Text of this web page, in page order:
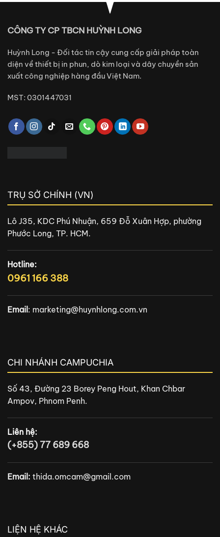
CÔNG TY CP TBCN HUỲNH LONG
Huỳnh Long - Đối tác tin cậy cung cấp giải pháp toàn
diện về thiết bị in phun, dò kim loại và dây chuyền sản
xuất công nghiệp hàng đầu Việt Nam.
MST: 0301447031
TRỤ SỞ CHÍNH (VN)
Lô J35, KDC Phú Nhuận, 659 Đỗ Xuân Hợp, phường
Phước Long, TP. HCM.
Hotline:
0961 166 388
Email : marketing@huynhlong.com.vn
CHI NHÁNH CAMPUCHIA
Số 43, Đường 23 Borey Peng Hout, Khan Chbar
Ampov, Phnom Penh.
Liên hệ:
(+855) 77 689 668
Email: thida.omcam@gmail.com
LIỆN HỆ KHÁC